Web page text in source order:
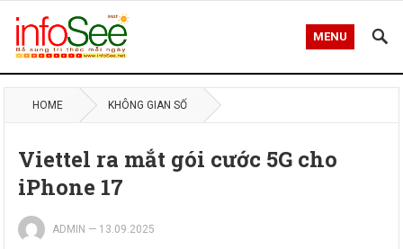
MENU
HOME KHÔNG GIAN SỐ
Viettel ra mắt gói cước 5G cho
iPhone 17
ADMIN — 13.09.2025